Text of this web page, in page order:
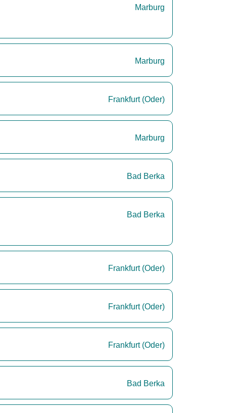
Marburg
Marburg
Frankfurt (Oder)
Marburg
Bad Berka
Bad Berka
Frankfurt (Oder)
Frankfurt (Oder)
Frankfurt (Oder)
Bad Berka